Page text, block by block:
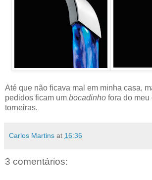
Até que não ficava mal em minha casa,
pedidos ficam um bocadinho fora do meu
torneiras.
Carlos Martins at 16:36
3 comentários: